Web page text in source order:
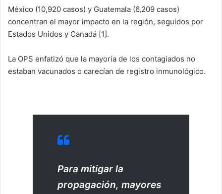
México (10,920 casos) y Guatemala (6,209 casos)
concentran el mayor impacto en la región, seguidos por
Estados Unidos y Canadá [1].
La OPS enfatizó que la mayoría de los contagiados no
estaban vacunados o carecían de registro inmunológico.
Para mitigar la
propagación, mayores